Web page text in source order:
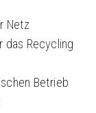
Netz
das Recycling
Betrieb